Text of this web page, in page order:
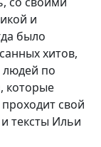
и
было
хитов,
по
которые
проходит свой
тексты Ильи